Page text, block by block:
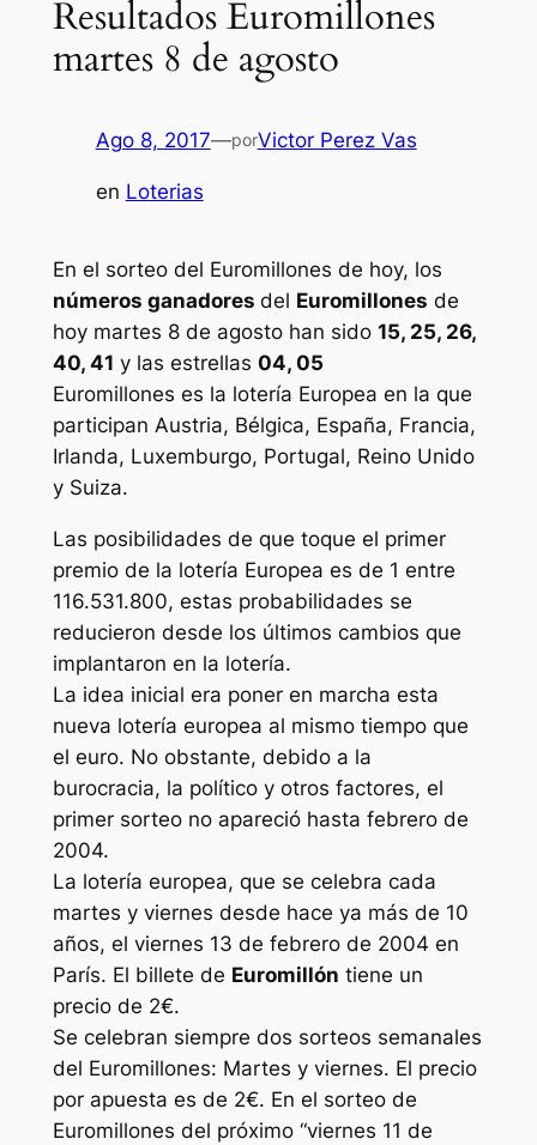
Resultados Euromillones
martes 8 de agosto
Ago 8, 2017—porVictor Perez Vas
en Loterias
En el sorteo del Euromillones de hoy, los
números ganadores del Euromillones de
hoy martes 8 de agosto han sido 15, 25, 26,
40, 41 y las estrellas 04, 05
Euromillones es la lotería Europea en la que
participan Austria, Bélgica, España, Francia,
Irlanda, Luxemburgo, Portugal, Reino Unido
y Suiza.
Las posibilidades de que toque el primer
premio de la lotería Europea es de 1 entre
116.531.800, estas probabilidades se
reducieron desde los últimos cambios que
implantaron en la lotería.
La idea inicial era poner en marcha esta
nueva lotería europea al mismo tiempo que
el euro. No obstante, debido a la
burocracia, la político y otros factores, el
primer sorteo no apareció hasta febrero de
2004.
La lotería europea, que se celebra cada
martes y viernes desde hace ya más de 10
años, el viernes 13 de febrero de 2004 en
París. El billete de Euromillón tiene un
precio de 2€.
Se celebran siempre dos sorteos semanales
del Euromillones: Martes y viernes. El precio
por apuesta es de 2€. En el sorteo de
Euromillones del próximo “viernes 11 de